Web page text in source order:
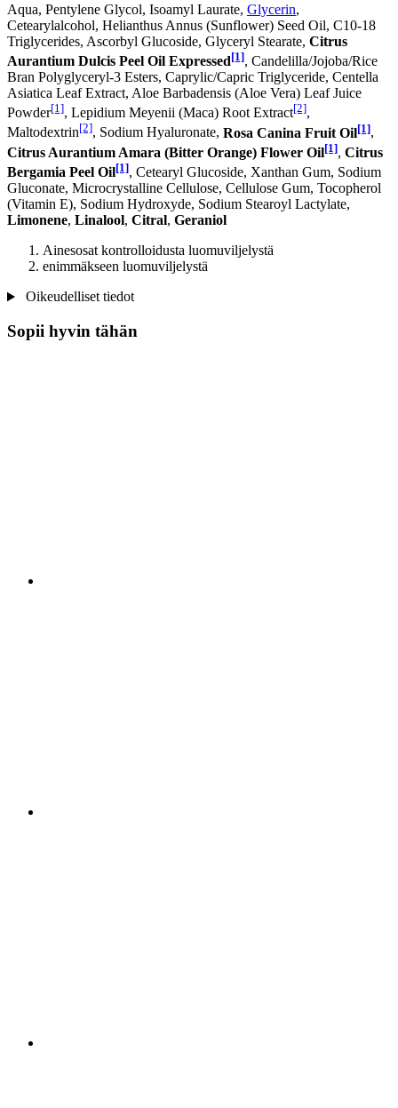
Aqua, Pentylene Glycol, Isoamyl Laurate, Glycerin,
Cetearylalcohol, Helianthus Annus (Sunflower) Seed Oil, C10-18
Triglycerides, Ascorbyl Glucoside, Glyceryl Stearate, Citrus
Aurantium Dulcis Peel Oil Expressed[1], Candelilla/Jojoba/Rice
Bran Polyglyceryl-3 Esters, Caprylic/Capric Triglyceride, Centella
Asiatica Leaf Extract, Aloe Barbadensis (Aloe Vera) Leaf Juice
Powder[1], Lepidium Meyenii (Maca) Root Extract[2],
Maltodextrin[2], Sodium Hyaluronate, Rosa Canina Fruit Oil[1],
Citrus Aurantium Amara (Bitter Orange) Flower Oil[1], Citrus
Bergamia Peel Oil[1], Cetearyl Glucoside, Xanthan Gum, Sodium
Gluconate, Microcrystalline Cellulose, Cellulose Gum, Tocopherol
(Vitamin E), Sodium Hydroxyde, Sodium Stearoyl Lactylate,
Limonene, Linalool, Citral, Geraniol
Ainesosat kontrolloidusta luomuviljelystä
enimmäkseen luomuviljelystä
Oikeudelliset tiedot
Sopii hyvin tähän